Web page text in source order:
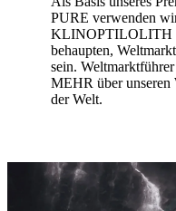
PURE verwenden
KLINOPTILOLITH
behaupten,
sein.
MEHR über
der Welt.